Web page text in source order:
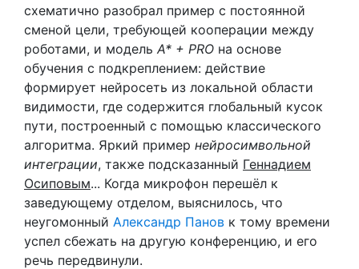
схематично разобрал пример с постоянной
сменой цели, требующей кооперации между
роботами, и модель A* + PRO на основе
обучения с подкреплением: действие
формирует нейросеть из локальной области
видимости, где содержится глобальный кусок
пути, построенный с помощью классического
алгоритма. Яркий пример нейросимвольной
интеграции, также подсказанный Геннадием
Осиповым... Когда микрофон перешёл к
заведующему отделом, выяснилось, что
неугомонный Александр Панов к тому времени
успел сбежать на другую конференцию, и его
речь передвинули.